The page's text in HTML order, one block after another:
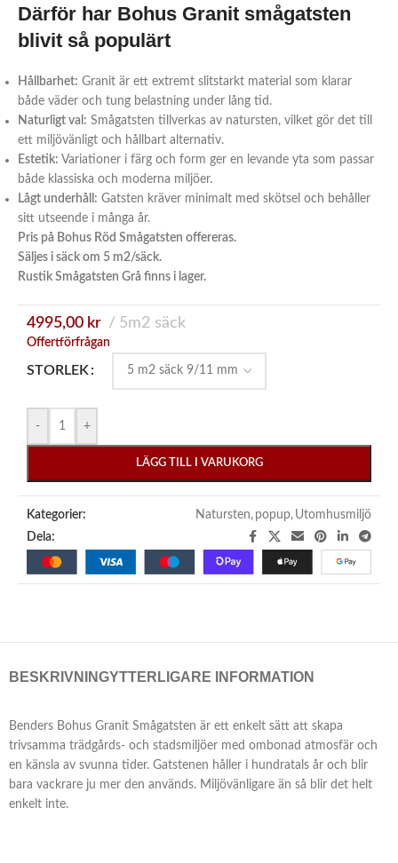
Därför har Bohus Granit smågatsten
blivit så populärt
Hållbarhet: Granit är ett extremt slitstarkt material som klarar
både väder och tung belastning under lång tid.
Naturligt val: Smågatsten tillverkas av natursten, vilket gör det till
ett miljövänligt och hållbart alternativ.
Estetik: Variationer i färg och form ger en levande yta som passar
både klassiska och moderna miljöer.
Lågt underhåll: Gatsten kräver minimalt med skötsel och behåller
sitt utseende i många år.
Pris på Bohus Röd Smågatsten offereras.
Säljes i säck om 5 m2/säck.
Rustik Smågatsten Grå finns i lager.
4995,00 kr 5m2 säck
Offertförfrågan
STORLEK
- +
LÄGG TILL I VARUKORG
Kategorier: Natursten, popup, Utomhusmiljö
Dela:
BESKRIVNINGYTTERLIGARE INFORMATION
Benders Bohus Granit Smågatsten är ett enkelt sätt att skapa
trivsamma trädgårds- och stadsmiljöer med ombonad atmosfär och
en känsla av svunna tider. Gatstenen håller i hundratals år och blir
bara vackrare ju mer den används. Miljövänligare än så blir det helt
enkelt inte.